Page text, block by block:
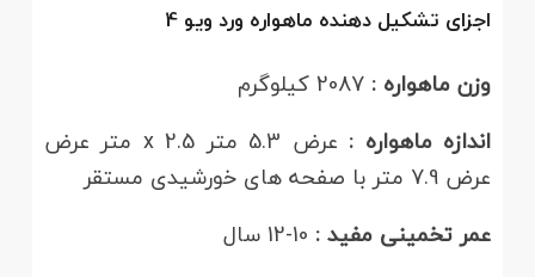
اجزای تشکیل دهنده ماهواره ورد ویو 4
وزن ماهواره :
اندازه ماهواره :
عرض 5.3 متر x 2.5 متر عرض
عرض 7.9 متر با صفحه های خورشیدی مستقر
عمر تخمینی مفید :